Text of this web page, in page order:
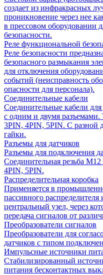
создает из инфракрасных
проникновение через нее
в прессовом оборудовании
безопасности.
Реле функциональной
Реле безопасности
безопасного размыкания
для отключения
событий (неисправность
опасности для персонала).
Соединительные кабели
Соединительные кабели
с одним и двумя
3PIN, 4PIN, 5PIN. С разной
гайки.
Разъемы для датчиков
Разъемы для подключения
Соединительная резьба М12
4PIN, 5PIN.
Распределительная коробка
Применяется в
пассивного распределителя
центральный узел, через
передача сигналов от
Преобразователи сигналов
Преобразователи для
датчиков с типом
Импульсные источники
Стабилизированный
питания бесконтактных